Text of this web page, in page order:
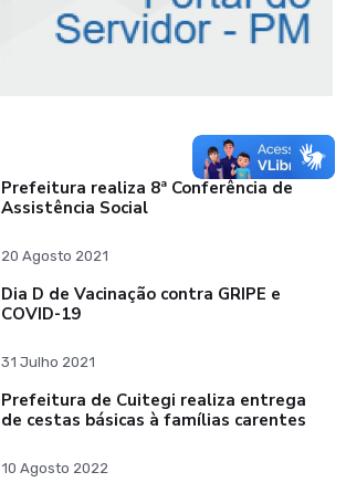
Prefeitura realiza 8ª Conferência de
Assistência Social
20 Agosto 2021
Dia D de Vacinação contra GRIPE e
COVID-19
31 Julho 2021
Prefeitura de Cuitegi realiza entrega
de cestas básicas à famílias carentes
10 Agosto 2022